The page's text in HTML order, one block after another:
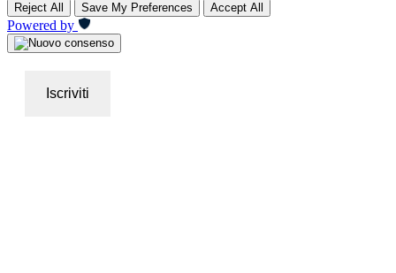
Reject All Save My Preferences Accept All
Powered by
Iscriviti